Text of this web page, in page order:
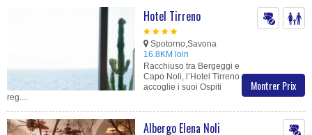
Montrer Prix
Hotel Tirreno
Spotorno,Savona
16.8KM loin
Racchiuso tra Bergeggi e
Capo Noli, l’Hotel Tirreno
accoglie i suoi Ospiti
reg....
Albergo Elena Noli